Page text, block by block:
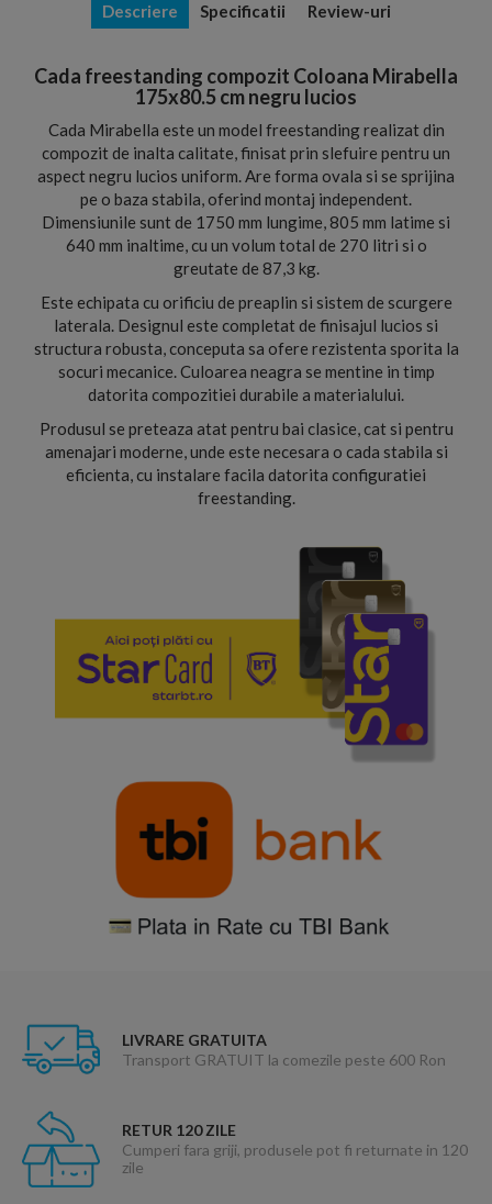
Descriere Specificatii Review-uri
Cada freestanding compozit Coloana Mirabella
175x80.5 cm negru lucios
Cada Mirabella este un model freestanding realizat din
compozit de inalta calitate, finisat prin slefuire pentru un
aspect negru lucios uniform. Are forma ovala si se sprijina
pe o baza stabila, oferind montaj independent.
Dimensiunile sunt de 1750 mm lungime, 805 mm latime si
640 mm inaltime, cu un volum total de 270 litri si o
greutate de 87,3 kg.
Este echipata cu orificiu de preaplin si sistem de scurgere
laterala. Designul este completat de finisajul lucios si
structura robusta, conceputa sa ofere rezistenta sporita la
socuri mecanice. Culoarea neagra se mentine in timp
datorita compozitiei durabile a materialului.
Produsul se preteaza atat pentru bai clasice, cat si pentru
amenajari moderne, unde este necesara o cada stabila si
eficienta, cu instalare facila datorita configuratiei
freestanding.
LIVRARE GRATUITA
Transport GRATUIT la comezile peste 600 Ron
RETUR 120 ZILE
Cumperi fara griji, produsele pot fi returnate in 120
zile